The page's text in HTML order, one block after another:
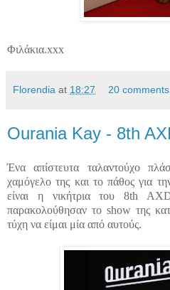
Φιλάκια.xxx
Florendia at 18:27 20
Ourania Kay - 8th
Ένα απίστευτα ταλαντούχο
χαμόγελο της και το πάθος για
είναι η νικήτρια του 8th
παρακολούθησαν το show της
τύχη να είμαι μία από αυτούς.